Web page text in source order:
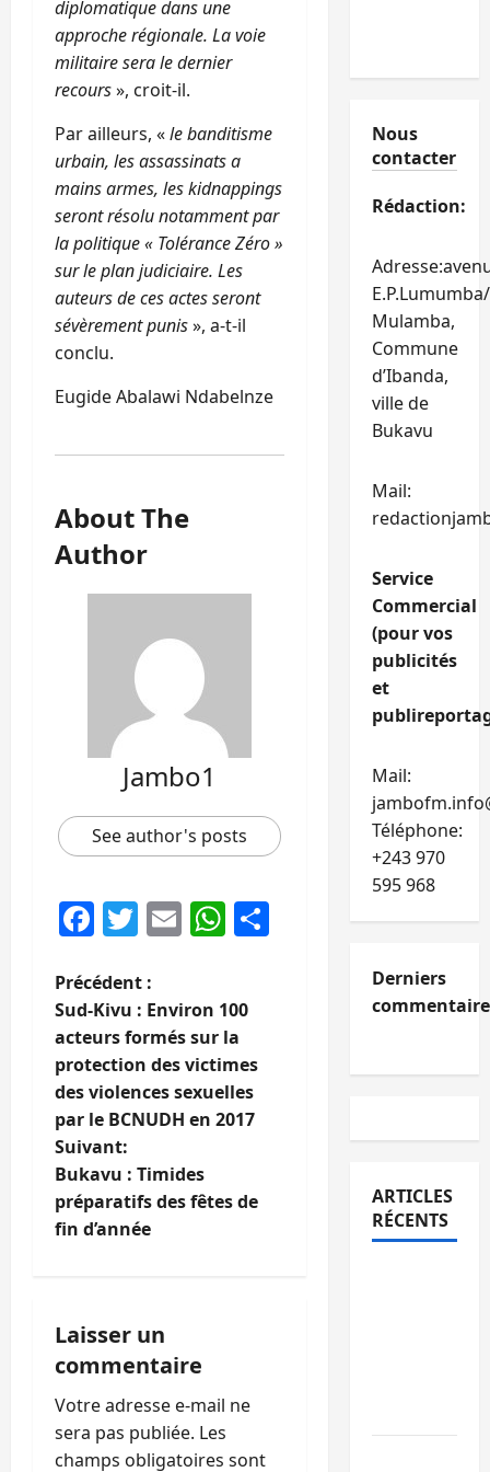
diplomatique dans une
approche régionale. La voie
militaire sera le dernier
recours», croit-il.
Par ailleurs, «le banditisme
urbain, les assassinats a
mains armes, les kidnappings
seront résolu notamment par
la politique « Tolérance Zéro »
sur le plan judiciaire. Les
auteurs de ces actes seront
sévèrement punis», a-t-il
conclu.
Eugide Abalawi Ndabelnze
About The
Author
Jambo1
See author's posts
Facebook
Twitter
EmailWhatsApp
Partager
N
a
v
i
g
a
o
n
d
Précédent :
Sud-Kivu : Environ 100
acteurs formés sur la
protection des victimes
des violences sexuelles
par le BCNUDH en 2017
Suivant:
Bukavu : Timides
préparatifs des fêtes de
fin d’année
Laisser un
commentaire
Votre adresse e-mail ne
sera pas publiée. Les
champs obligatoires sont
Nous
contacter
Rédaction:
Mulamba,
Commune
d’Ibanda,
ville de
Bukavu
Mail:
Service
Commercial
(pour vos
publicités
et
Mail:
Téléphone:
+243 970
595 968
Derniers
ARTICLES
RÉCENTS